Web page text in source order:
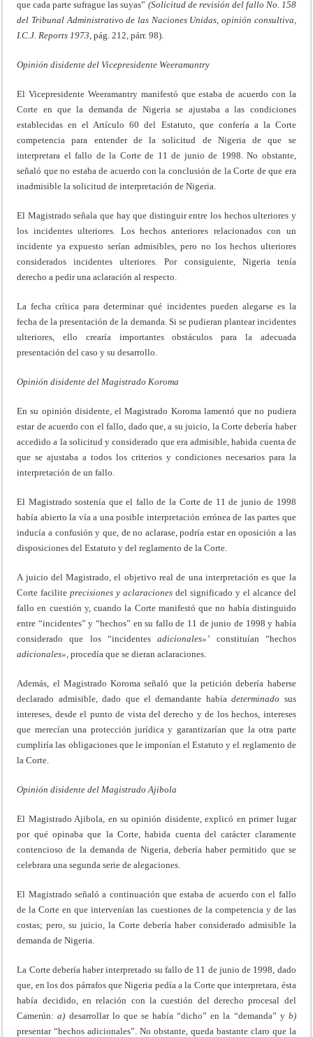
que cada parte sufrague las suyas” (Solicitud de revisión del fallo No. 158
del Tribunal Administrativo de las Naciones Unidas, opinión consultiva,
I.C.J. Reports 1973, pág. 212, párr. 98).
Opinión disidente del Vicepresidente Weeramantry
El Vicepresidente Weeramantry manifestó que estaba de acuerdo con la
Corte en que la demanda de Nigeria se ajustaba a las condiciones
establecidas en el Artículo 60 del Estatuto, que confería a la Corte
competencia para entender de la solicitud de Nigeria de que se
interpretara el fallo de la Corte de 11 de junio de 1998. No obstante,
señaló que no estaba de acuerdo con la conclusión de la Corte de que era
inadmisible la solicitud de interpretación de Nigeria.
El Magistrado señala que hay que distinguir entre los hechos ulteriores y
los incidentes ulteriores. Los hechos anteriores relacionados con un
incidente ya expuesto serían admisibles, pero no los hechos ulteriores
considerados incidentes ulteriores. Por consiguiente, Nigeria tenía
derecho a pedir una aclaración al respecto.
La fecha crítica para determinar qué incidentes pueden alegarse es la
fecha de la presentación de la demanda. Si se pudieran plantear incidentes
ulteriores, ello crearía importantes obstáculos para la adecuada
presentación del caso y su desarrollo.
Opinión disidente del Magistrado Koroma
En su opinión disidente, el Magistrado Koroma lamentó que no pudiera
estar de acuerdo con el fallo, dado que, a su juicio, la Corte debería haber
accedido a la solicitud y considerado que era admisible, habida cuenta de
que se ajustaba a todos los criterios y condiciones necesarios para la
interpretación de un fallo.
El Magistrado sostenía que el fallo de la Corte de 11 de junio de 1998
había abierto la vía a una posible interpretación errónea de las partes que
inducía a confusión y que, de no aclarase, podría estar en oposición a las
disposiciones del Estatuto y del reglamento de la Corte.
A juicio del Magistrado, el objetivo real de una interpretación es que la
Corte faciliteprecisiones y aclaraciones del significado y el alcance del
fallo en cuestión y, cuando la Corte manifestó que no había distinguido
entre “incidentes” y “hechos” en su fallo de 11 de junio de 1998 y había
considerado que los “incidentesadicionales»’ constituían “hechos
adicionales», procedía que se dieran aclaraciones.
Además, el Magistrado Koroma señaló que la petición debería haberse
declarado admisible, dado que el demandante habíadeterminado sus
intereses, desde el punto de vista del derecho y de los hechos, intereses
que merecían una protección jurídica y garantizarían que la otra parte
cumpliría las obligaciones que le imponían el Estatuto y el reglamento de
la Corte.
Opinión disidente del Magistrado Ajibola
El Magistrado Ajibola, en su opinión disidente, explicó en primer lugar
por qué opinaba que la Corte, habida cuenta del carácter claramente
contencioso de la demanda de Nigeria, debería haber permitido que se
celebrara una segunda serie de alegaciones.
El Magistrado señaló a continuación que estaba de acuerdo con el fallo
de la Corte en que intervenían las cuestiones de la competencia y de las
costas; pero, su juicio, la Corte debería haber considerado admisible la
demanda de Nigeria.
La Corte debería haber interpretado su fallo de 11 de junio de 1998, dado
que, en los dos párrafos que Nigeria pedía a la Corte que interpretara, ésta
había decidido, en relación con la cuestión del derecho procesal del
Camerún:a) desarrollar lo que se había “dicho” en la “demanda” y b)
presentar “hechos adicionales”. No obstante, queda bastante claro que la